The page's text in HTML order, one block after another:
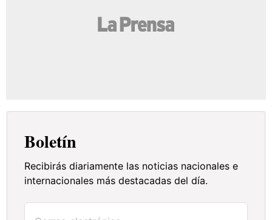
Boletín
Recibirás diariamente las noticias nacionales e
internacionales más destacadas del día.